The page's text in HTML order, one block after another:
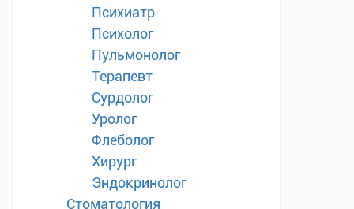
Психиатр
Психолог
Пульмонолог
Терапевт
Сурдолог
Уролог
Флеболог
Хирург
Эндокринолог
Стоматология